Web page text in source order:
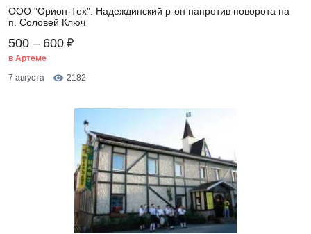
ООО "Орион-Тех". Надеждинский р-он напротив поворота на
п. Соловей Ключ
500 – 600 ₽
в Артеме
7 августа
2182